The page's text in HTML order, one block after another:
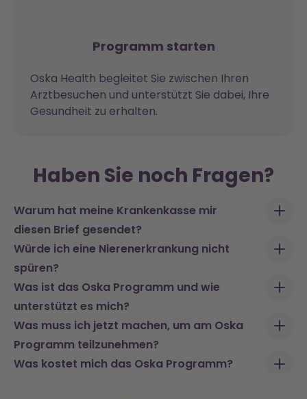
Programm starten
Oska Health begleitet Sie zwischen Ihren
Arztbesuchen und unterstützt Sie dabei, Ihre
Gesundheit zu erhalten.
Haben Sie noch Fragen?
Warum hat meine Krankenkasse mir
diesen Brief gesendet?
Würde ich eine Nierenerkrankung nicht
spüren?
Was ist das Oska Programm und wie
unterstützt es mich?
Was muss ich jetzt machen, um am Oska
Programm teilzunehmen?
Was kostet mich das Oska Programm?